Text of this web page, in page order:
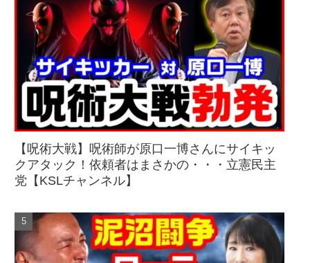
【呪術大戦】呪術師が原口一博さんにサイキッ
クアタック！依頼者はまさかの・・・立憲民主
党【KSLチャンネル】